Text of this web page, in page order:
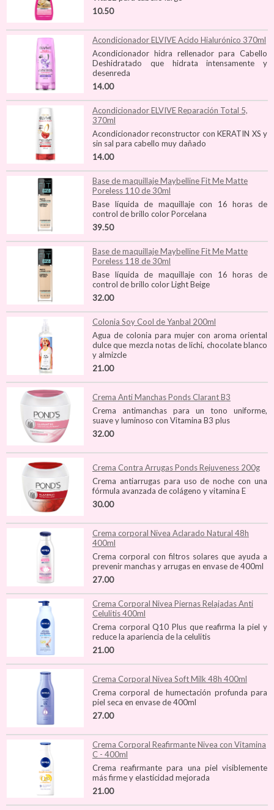
10.50
Acondicionador ELVIVE Acido Hialurónico 370ml
Acondicionador hidra rellenador para Cabello
Deshidratado que hidrata intensamente y
desenreda
14.00
Acondicionador ELVIVE Reparación Total 5,
370ml
Acondicionador reconstructor con KERATIN XS y
sin sal para cabello muy dañado
14.00
Base de maquillaje Maybelline Fit Me Matte
Poreless 110 de 30ml
Base líquida de maquillaje con 16 horas de
control de brillo color Porcelana
39.50
Base de maquillaje Maybelline Fit Me Matte
Poreless 118 de 30ml
Base líquida de maquillaje con 16 horas de
control de brillo color Light Beige
32.00
Colonia Soy Cool de Yanbal 200ml
Agua de colonia para mujer con aroma oriental
dulce que mezcla notas de lichi, chocolate blanco
y almizcle
21.00
Crema Anti Manchas Ponds Clarant B3
Crema antimanchas para un tono uniforme,
suave y luminoso con Vitamina B3 plus
32.00
Crema Contra Arrugas Ponds Rejuveness 200g
Crema antiarrugas para uso de noche con una
fórmula avanzada de colágeno y vitamina E
30.00
Crema corporal Nivea Aclarado Natural 48h
400ml
Crema corporal con filtros solares que ayuda a
prevenir manchas y arrugas en envase de 400ml
27.00
Crema Corporal Nivea Piernas Relajadas Anti
Celulitis 400ml
Crema corporal Q10 Plus que reafirma la piel y
reduce la apariencia de la celulitis
21.00
Crema Corporal Nivea Soft Milk 48h 400ml
Crema corporal de humectación profunda para
piel seca en envase de 400ml
27.00
Crema Corporal Reafirmante Nivea con Vitamina
C - 400ml
Crema reafirmante para una piel visiblemente
más firme y elasticidad mejorada
21.00